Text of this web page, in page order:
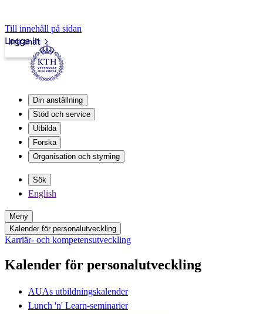
Till innehåll på sidan
Intranät
Logga in
Din anställning
Stöd och service
Utbilda
Forska
Organisation och styrning
Sök
English
Meny
Kalender för personalutveckling
Karriär- och kompetensutveckling
Kalender för personalutveckling
AUAs utbildningskalender
Lunch 'n' Learn-seminarier